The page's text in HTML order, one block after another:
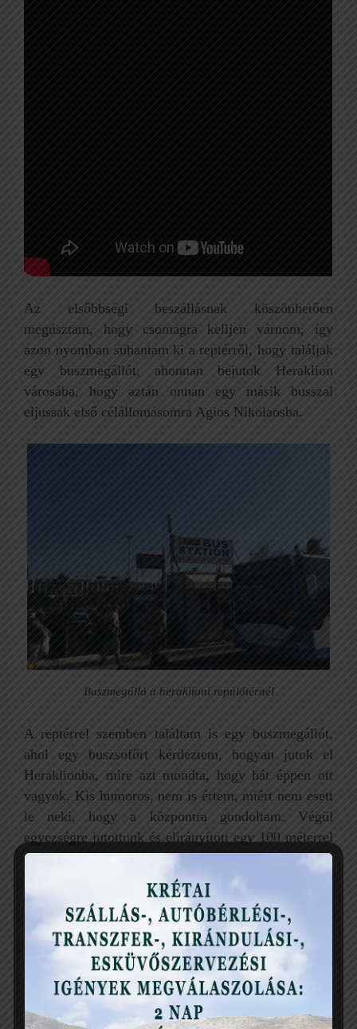
Az elsőbbségi beszállásnak köszönhetően
megúsztam, hogy csomagra kelljen várnom, így
azon nyomban suhantam ki a reptérről, hogy találjak
egy buszmegállót, ahonnan bejutok Heraklion
városába, hogy aztán onnan egy másik busszal
eljussak első célállomásomra Agios Nikolaosba.
Buszmegálló a heraklioni repülőtérnél
A reptérrel szemben találtam is egy buszmegállót,
ahol egy buszsofőrt kérdeztem, hogyan jutok el
Heraklionba, mire azt mondta, hogy hát éppen ott
vagyok. Kis humoros, nem is értem, miért nem esett
le neki, hogy a központra gondoltam. Végül
egyezségre jutottunk és elirányított egy 100 méterrel
odébb lévő buszváróba, ahol jegyet vettem és
azonnal buszra pattantam. Talán gyanakvásra
adhatott volna okot, de a buszon egyetlen bőröndös
utazót sem láttam, mindenesetre én céltudatosan
indultam Heraklion központja felé.